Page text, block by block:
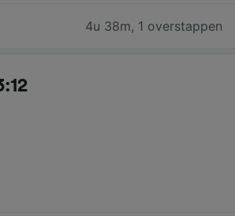
4u 38m, 1 overstappen